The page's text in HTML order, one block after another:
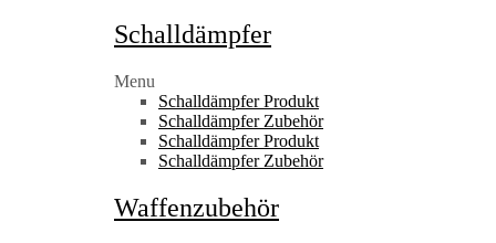
Schalldämpfer
Menu
Schalldämpfer Produkt
Schalldämpfer Zubehör
Schalldämpfer Produkt
Schalldämpfer Zubehör
Waffenzubehör